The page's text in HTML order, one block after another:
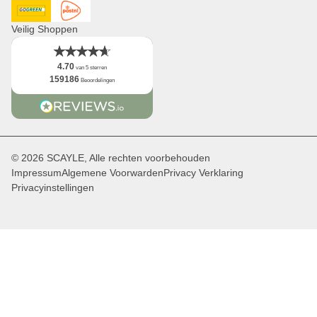
DHL GoGreenPost NL
Veilig Shoppen
4.70 van 5 sterren
159186 Beoordelingen
© 2026 SCAYLE, Alle rechten voorbehouden
ImpressumAlgemene VoorwardenPrivacy Verklaring
Privacyinstellingen